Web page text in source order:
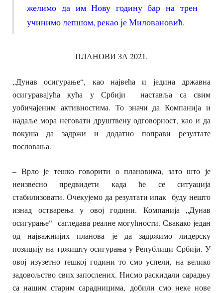
желимо да им Нову годину бар на трен
учинимо лепшом, рекао је Миловановић.
ПЛАНОВИ ЗА 2021.
„Дунав осигурање“, као највећа и једина државна
осигуравајућа кућа у Србији наставља са свим
уобичајеним активностима. То значи да Компанија и
надаље мора неговати друштвену одговорност, као и да
покуша да задржи и додатно поправи резултате
пословања.
– Врло је тешко говорити о плановима, зато што је
неизвесно предвидети када ће се ситуација
стабилизовати. Очекујемо да резултати ипак буду нешто
изнад остварења у овој години. Компанија „Дунав
осигурање“ сагледава реалне могућности. Свакако један
од најважнијих планова је да задржимо лидерску
позицију на тржишту осигурања у Републици Србији. У
овој изузетно тешкој години то смо успели, на велико
задовољство свих запослених. Нисмо раскидали сарадњу
са нашим старим сарадницима, добили смо неке нове